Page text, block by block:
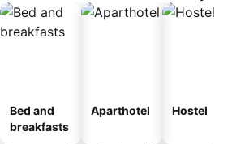
Bed and
breakfasts
Aparthotel Hostel